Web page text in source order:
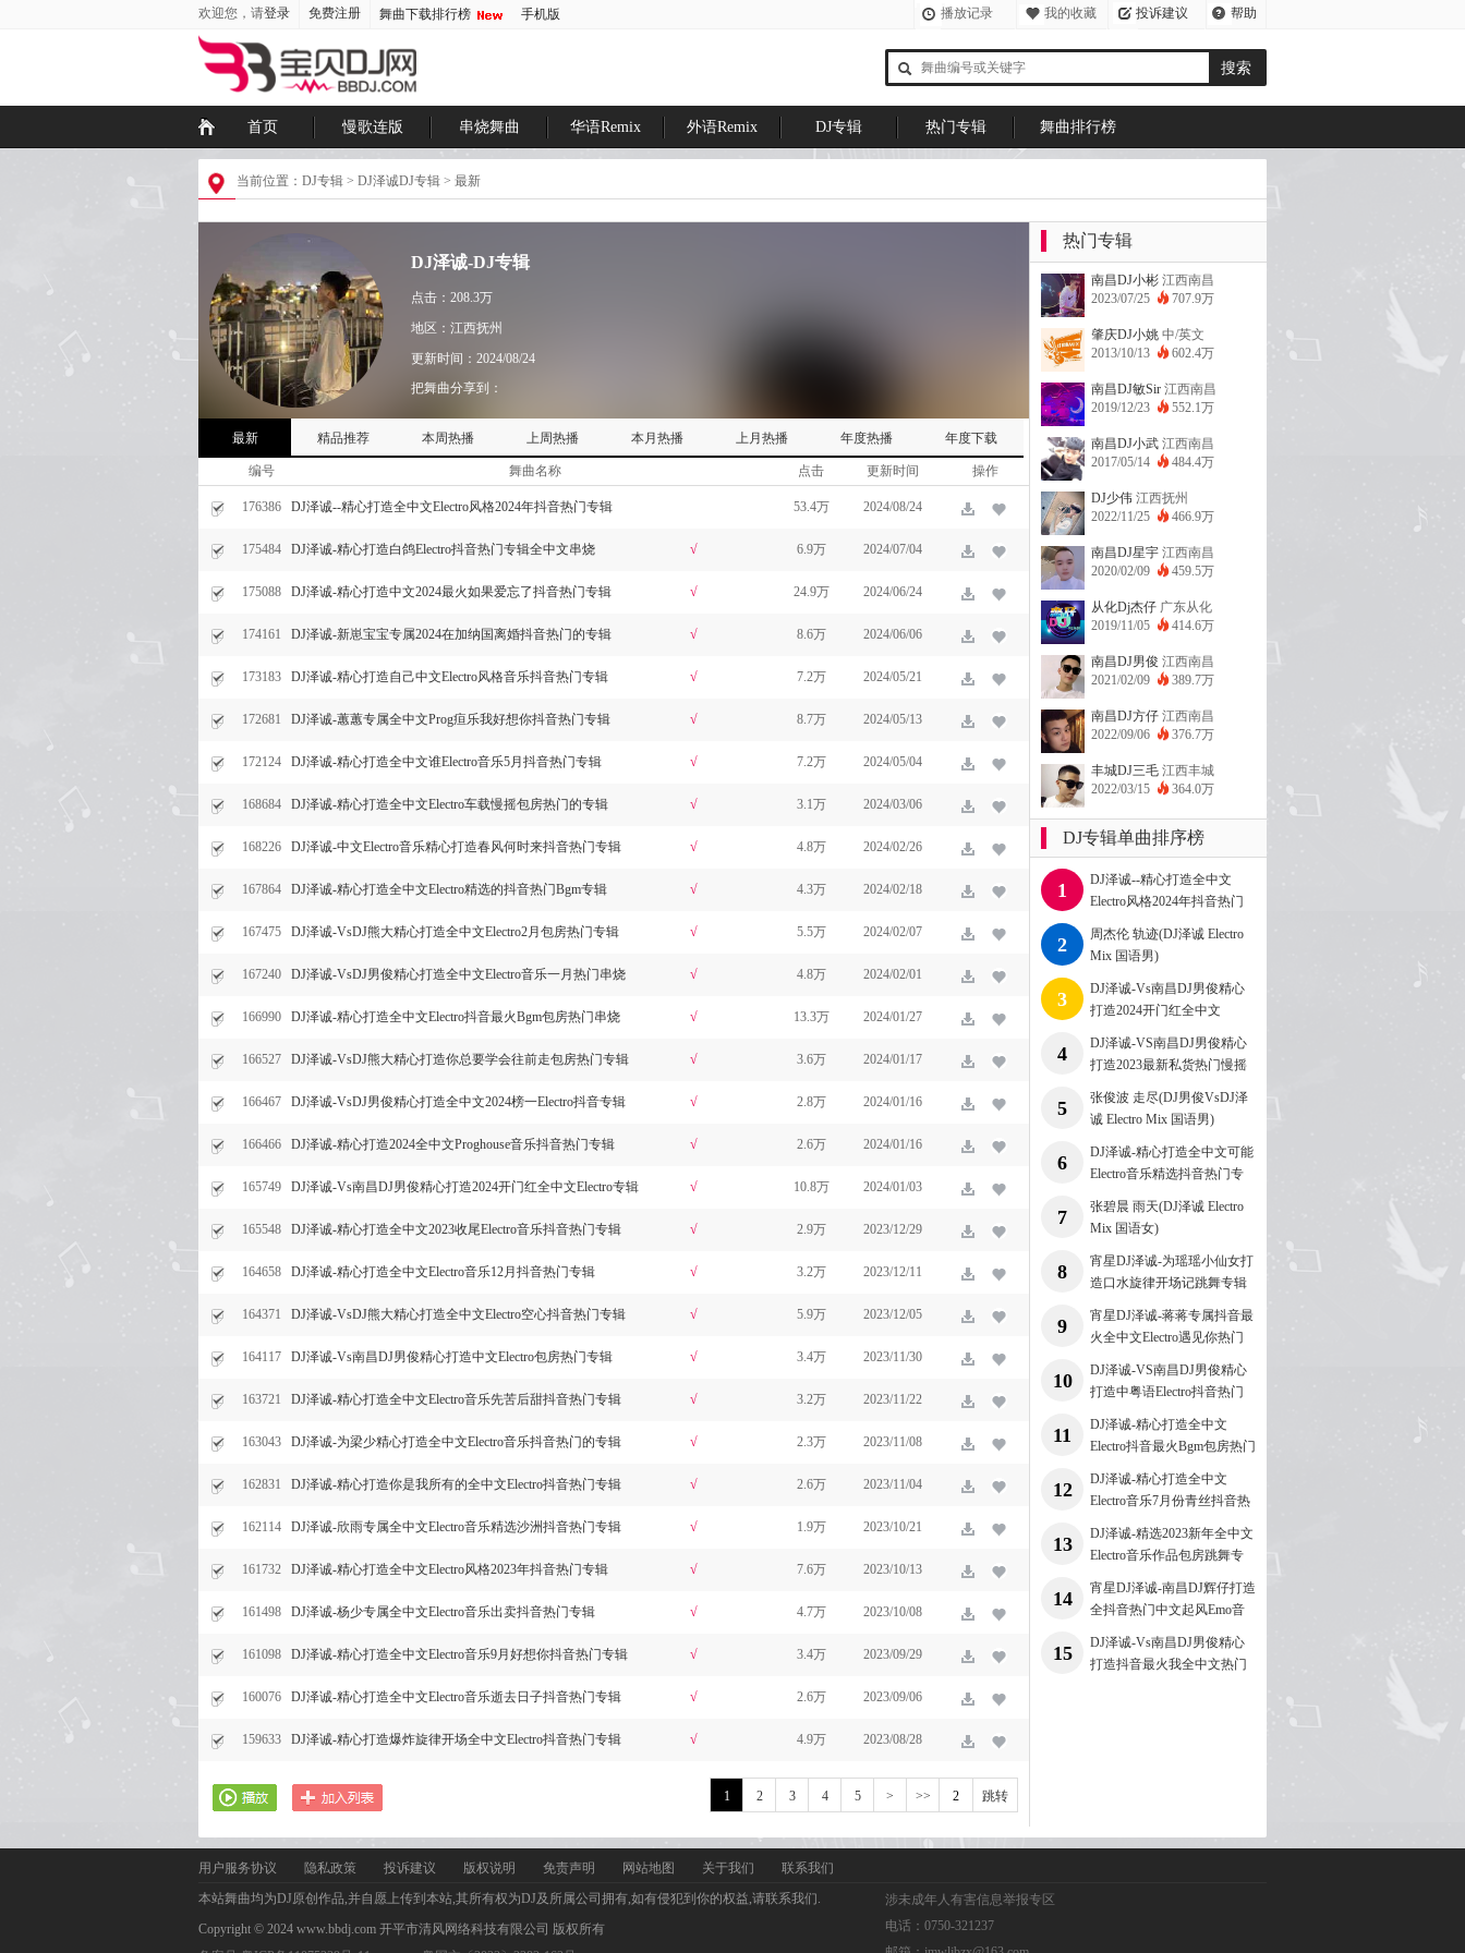
欢迎您，请登录 免费注册 舞曲下载排行榜 手机版 播放记录 我的收藏 投诉建议
帮助
首页 慢歌连版 串烧舞曲 华语Remix 外语Remix DJ专辑 热门专辑 舞曲排行榜
当前位置： DJ专辑 > DJ泽诚DJ专辑 > 最新
DJ泽诚-DJ专辑
点击：208.3万
地区：江西抚州
更新时间： 2024/08/24
把舞曲分享到：
最新 精品推荐 本周热播 上周热播 本月热播 上月热播 年度热播 年度下载
编号 舞曲名称 点击 更新时间 操作
176386 DJ泽诚--精心打造全中文Electro风格2024年抖音热门专辑 53.4万 2024/08/24
175484 DJ泽诚-精心打造白鸽Electro抖音热门专辑全中文串烧 √ 6.9万 2024/07/04
175088 DJ泽诚-精心打造中文2024最火如果爱忘了抖音热门专辑 √ 24.9万 2024/06/24
174161 DJ泽诚-新崽宝宝专属2024在加纳国离婚抖音热门的专辑 √ 8.6万 2024/06/06
173183 DJ泽诚-精心打造自己中文Electro风格音乐抖音热门专辑 √ 7.2万 2024/05/21
172681 DJ泽诚-蕙蕙专属全中文Prog疸乐我好想你抖音热门专辑 √ 8.7万 2024/05/13
172124 DJ泽诚-精心打造全中文谁Electro音乐5月抖音热门专辑 √ 7.2万 2024/05/04
168684 DJ泽诚-精心打造全中文Electro车载慢摇包房热门的专辑 √ 3.1万 2024/03/06
168226 DJ泽诚-中文Electro音乐精心打造春风何时来抖音热门专辑 √ 4.8万 2024/02/26
167864 DJ泽诚-精心打造全中文Electro精选的抖音热门Bgm专辑 √ 4.3万 2024/02/18
167475 DJ泽诚-VsDJ熊大精心打造全中文Electro2月包房热门专辑 √ 5.5万 2024/02/07
167240 DJ泽诚-VsDJ男俊精心打造全中文Electro音乐一月热门串烧 √ 4.8万 2024/02/01
166990 DJ泽诚-精心打造全中文Electro抖音最火Bgm包房热门串烧 √ 13.3万 2024/01/27
166527 DJ泽诚-VsDJ熊大精心打造你总要学会往前走包房热门专辑 √ 3.6万 2024/01/17
166467 DJ泽诚-VsDJ男俊精心打造全中文2024榜一Electro抖音专辑 √ 2.8万 2024/01/16
166466 DJ泽诚-精心打造2024全中文Proghouse音乐抖音热门专辑 √ 2.6万 2024/01/16
165749 DJ泽诚-Vs南昌DJ男俊精心打造2024开门红全中文Electro专辑 √ 10.8万 2024/01/03
165548 DJ泽诚-精心打造全中文2023收尾Electro音乐抖音热门专辑 √ 2.9万 2023/12/29
164658 DJ泽诚-精心打造全中文Electro音乐12月抖音热门专辑 √ 3.2万 2023/12/11
164371 DJ泽诚-VsDJ熊大精心打造全中文Electro空心抖音热门专辑 √ 5.9万 2023/12/05
164117 DJ泽诚-Vs南昌DJ男俊精心打造中文Electro包房热门专辑 √ 3.4万 2023/11/30
163721 DJ泽诚-精心打造全中文Electro音乐先苦后甜抖音热门专辑 √ 3.2万 2023/11/22
163043 DJ泽诚-为梁少精心打造全中文Electro音乐抖音热门的专辑 √ 2.3万 2023/11/08
162831 DJ泽诚-精心打造你是我所有的全中文Electro抖音热门专辑 √ 2.6万 2023/11/04
162114 DJ泽诚-欣雨专属全中文Electro音乐精选沙洲抖音热门专辑 √ 1.9万 2023/10/21
161732 DJ泽诚-精心打造全中文Electro风格2023年抖音热门专辑 √ 7.6万 2023/10/13
161498 DJ泽诚-杨少专属全中文Electro音乐出卖抖音热门专辑 √ 4.7万 2023/10/08
161098 DJ泽诚-精心打造全中文Electro音乐9月好想你抖音热门专辑 √ 3.4万 2023/09/29
160076 DJ泽诚-精心打造全中文Electro音乐逝去日子抖音热门专辑 √ 2.6万 2023/09/06
159633 DJ泽诚-精心打造爆炸旋律开场全中文Electro抖音热门专辑 √ 4.9万 2023/08/28
1 2 3 4 5 > >> 跳转
热门专辑
南昌DJ小彬 江西南昌
2023/07/25
707.9万
肇庆DJ小姚 中/英文
2013/10/13
602.4万
南昌DJ敏Sir 江西南昌
2019/12/23
552.1万
南昌DJ小武 江西南昌
2017/05/14
484.4万
DJ少伟 江西抚州
2022/11/25
466.9万
南昌DJ星宇 江西南昌
2020/02/09
459.5万
从化Dj杰仔 广东从化
2019/11/05
414.6万
南昌DJ男俊 江西南昌
2021/02/09
389.7万
南昌DJ方仔 江西南昌
2022/09/06
376.7万
丰城DJ三毛 江西丰城
2022/03/15
364.0万
DJ专辑单曲排序榜
1
DJ泽诚--精心打造全中文
Electro风格2024年抖音热门
2
周杰伦 轨迹(DJ泽诚 Electro
Mix 国语男)
3
DJ泽诚-Vs南昌DJ男俊精心
打造2024开门红全中文
4
DJ泽诚-VS南昌DJ男俊精心
打造2023最新私货热门慢摇
5
张俊波 走尽(DJ男俊VsDJ泽
诚 Electro Mix 国语男)
6
DJ泽诚-精心打造全中文可能
Electro音乐精选抖音热门专
7
张碧晨 雨天(DJ泽诚 Electro
Mix 国语女)
8
宵星DJ泽诚-为瑶瑶小仙女打
造口水旋律开场记跳舞专辑
9
宵星DJ泽诚-蒋蒋专属抖音最
火全中文Electro遇见你热门
10
DJ泽诚-VS南昌DJ男俊精心
打造中粤语Electro抖音热门
11
DJ泽诚-精心打造全中文
Electro抖音最火Bgm包房热门
12
DJ泽诚-精心打造全中文
Electro音乐7月份青丝抖音热
13
DJ泽诚-精选2023新年全中文
Electro音乐作品包房跳舞专
14
宵星DJ泽诚-南昌DJ辉仔打造
全抖音热门中文起风Emo音
15
DJ泽诚-Vs南昌DJ男俊精心
打造抖音最火我全中文热门
用户服务协议 隐私政策 投诉建议 版权说明 免责声明 网站地图 关于我们
联系我们
本站舞曲均为DJ原创作品,并自愿上传到本站,其所有权为DJ及所属公司拥有,如有侵犯到你的权益,请联系我们.
Copyright © 2024 www.bbdj.com 开平市清风网络科技有限公司 版权所有
涉未成年人有害信息举报专区
电话：0750-321237